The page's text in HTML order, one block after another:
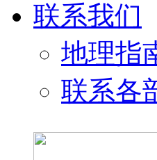
联系我们
地理指
联系各